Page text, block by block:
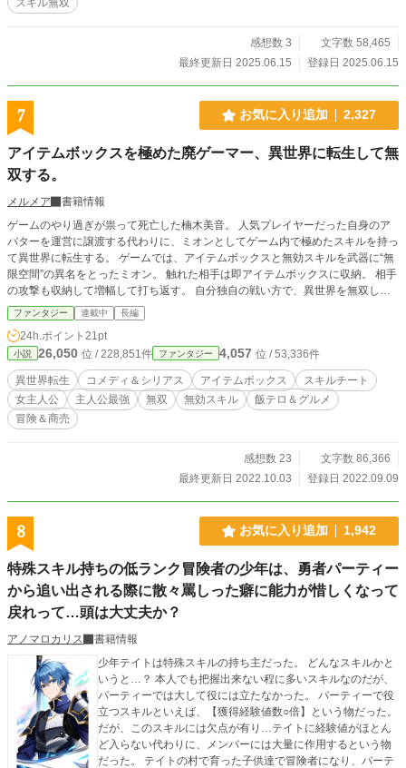
スキル無双
感想数 3
文字数 58,465
最終更新日 2025.06.15
登録日 2025.06.15
7 お気に入り追加 2,327
アイテムボックスを極めた廃ゲーマー、異世界に転生して無
双する。
メルメア
書籍情報
ゲームのやり過ぎが祟って死亡した楠木美音。 人気プレイヤーだった自身のア
バターを運営に譲渡する代わりに、ミオンとしてゲーム内で極めたスキルを持っ
て異世界に転生する。 ゲームでは、アイテムボックスと無効スキルを武器に“無
限空間”の異名をとったミオン。 触れた相手は即アイテムボックスに収納。 相手
の攻撃も収納して増幅して打ち返す。 自分独自の戦い方で、異世界を無双しな
がら生き始める。 病気の村人を救うため悪竜と戦ったり、王都で海鮮料理店を
開いたり、海の怪物を討伐したり、国のダンジョン攻略部隊に選ばれたり……
最強のアイテムボックスを持ち、毒も炎もあらゆる攻撃を無効化するミオンの名
は、異世界にどんどん広まっていく。 ※小説家になろう・カクヨムでも掲載し
ています！ ※9/14～9/17HOTランキング1位ありがとうございました！！
ファンタジー 連載中 長編
24h.ポイント 21pt
小説 26,050 位 / 228,851件 ファンタジー 4,057 位 / 53,336件
異世界転生 コメディ＆シリアス アイテムボックス
スキルチート
女主人公
主人公最強 無双 無効スキル
飯テロ＆グルメ
冒険＆商売
感想数 23
文字数 86,366
最終更新日 2022.10.03
登録日 2022.09.09
8 お気に入り追加 1,942
特殊スキル持ちの低ランク冒険者の少年は、勇者パーティー
から追い出される際に散々罵しった癖に能力が惜しくなって
戻れって…頭は大丈夫か？
アノマロカリス
書籍情報
少年テイトは特殊スキルの持ち主だった。 どんなスキルかと
いうと…？ 本人でも把握出来ない程に多いスキルなのだが、
パーティーでは大して役には立たなかった。 パーティーで役
立つスキルといえば、【獲得経験値数○倍】という物だった。
だが、このスキルには欠点が有り…テイトに経験値がほとん
ど入らない代わりに、メンバーには大量に作用するという物
だった。 テイトの村で育った子供達で冒険者になり、パーテ